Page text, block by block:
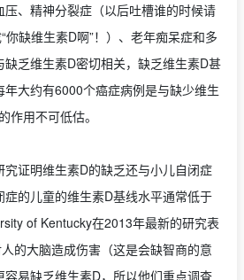
、精神分裂症（以后吐槽谁的时候请
你缺维生素D啊”！）、老年痴呆症和多
乏维生素D密切相关，缺乏维生素D甚
大约有6000个癌症病例是与缺少维生
作用不可低估。
证明维生素D的缺乏还与小儿自闭症
的儿童的维生素D基线水平通常低于
of Kentucky在2013年最新的研究表
的大脑造成伤害（这是会缺智商的意
易缺乏维生素D，所以他们重点调查